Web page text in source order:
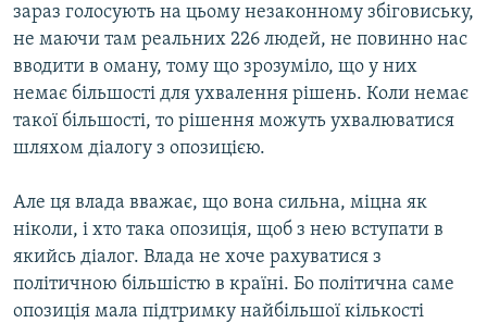
зараз голосують на цьому незаконному збіговиську,
не маючи там реальних 226 людей, не повинно нас
вводити в оману, тому що зрозуміло, що у них
немає більшості для ухвалення рішень. Коли немає
такої більшості, то рішення можуть ухвалюватися
шляхом діалогу з опозицією.
Але ця влада вважає, що вона сильна, міцна як
ніколи, і хто така опозиція, щоб з нею вступати в
якийсь діалог. Влада не хоче рахуватися з
політичною більшістю в країні. Бо політична саме
опозиція мала підтримку найбільшої кількості